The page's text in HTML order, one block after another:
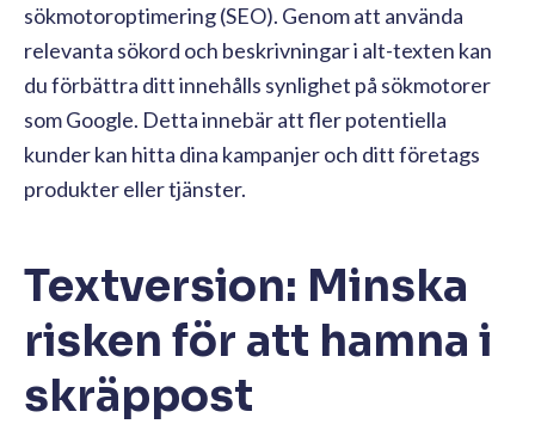
sökmotoroptimering (SEO). Genom att använda
relevanta sökord och beskrivningar i alt-texten kan
du förbättra ditt innehålls synlighet på sökmotorer
som Google. Detta innebär att fler potentiella
kunder kan hitta dina kampanjer och ditt företags
produkter eller tjänster.
Textversion: Minska
risken för att hamna i
skräppost